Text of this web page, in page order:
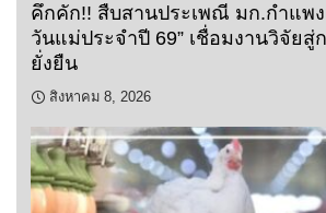
คึกคัก!! สืบสานประเพณี มก.กำแพ
วันแม่ประจำปี 69” เชื่อมงานวิจัย
ยั่งยืน
สิงหาคม 8, 2026